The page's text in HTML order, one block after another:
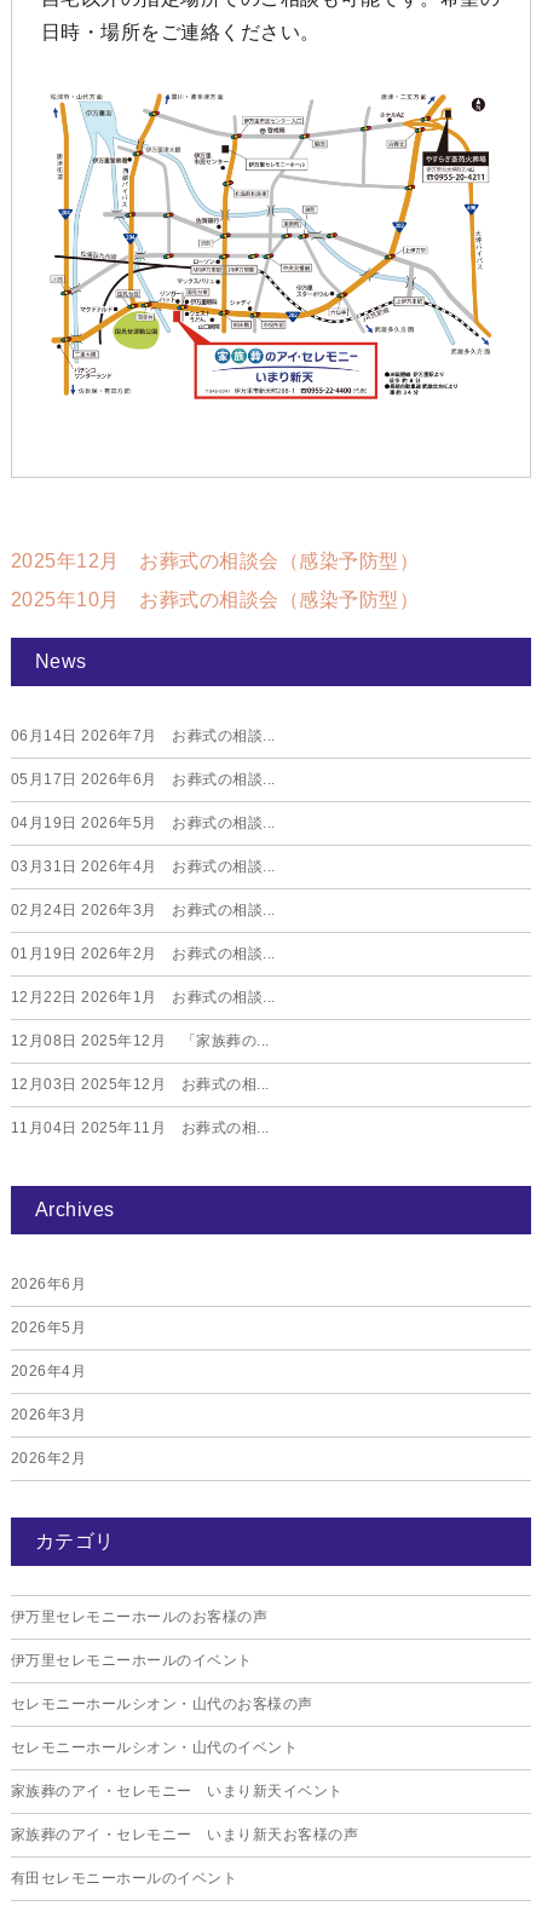
日時・場所をご連絡ください。
2025年12月 お葬式の相談会（感染予防型）
2025年10月 お葬式の相談会（感染予防型）
News
06月14日 2026年7月 お葬式の相談...
05月17日 2026年6月 お葬式の相談...
04月19日 2026年5月 お葬式の相談...
03月31日 2026年4月 お葬式の相談...
02月24日 2026年3月 お葬式の相談...
01月19日 2026年2月 お葬式の相談...
12月22日 2026年1月 お葬式の相談...
12月08日 2025年12月 「家族葬の...
12月03日 2025年12月 お葬式の相...
11月04日 2025年11月 お葬式の相...
Archives
2026年6月
2026年5月
2026年4月
2026年3月
2026年2月
2025年12月
カテゴリ
伊万里セレモニーホールのお客様の声
伊万里セレモニーホールのイベント
セレモニーホールシオン・山代のお客様の声
セレモニーホールシオン・山代のイベント
家族葬のアイ・セレモニー いまり新天イベント
家族葬のアイ・セレモニー いまり新天お客様の声
有田セレモニーホールのイベント